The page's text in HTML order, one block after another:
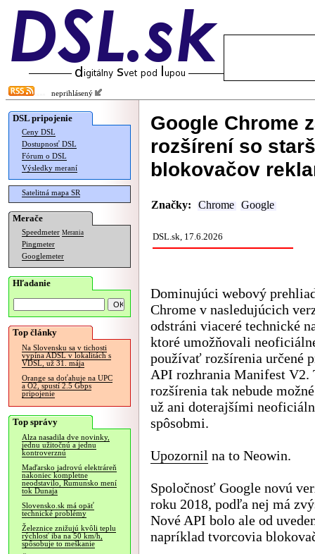
neprihlásený
DSL pripojenie
Ceny DSL
Dostupnosť DSL
Fórum o DSL
Výsledky meraní
Satelitná mapa SR
Merače
Speedmeter Merania
Pingmeter
Googlemeter
Hľadanie
Top články
Na Slovensku sa v tichosti
vypína ADSL v lokalitách s
VDSL, už 31. mája
Orange sa doťahuje na UPC
a O2, spustí 2.5 Gbps
pripojenie
Top správy
Alza nasadila dve novinky,
jednu užitočnú a jednu
kontroverznú
Maďarsko jadrovú elektráreň
nakoniec kompletne
neodstavilo, Rumunsko mení
tok Dunaja
Slovensko.sk má opäť
technické problémy
Železnice znižujú kvôli teplu
rýchlosť iba na 50 km/h,
spôsobuje to meškanie
Google Chrome
rozšírení so
blokovačov
Značky: Chrome Google
DSL.sk, 17.6.2026
Dominujúci webový
Chrome v nasledujúcich
odstráni viaceré technické
ktoré umožňovali
používať rozšírenia určené
API rozhrania Manifest V2.
rozšírenia tak nebude
už ani doterajšími
spôsobmi.
Upozornil na to Neowin.
Spoločnosť Google novú
roku 2018, podľa nej má
Nové API bolo ale od
napríklad tvorcovia